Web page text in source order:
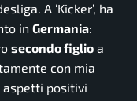
A ‘Kicker’, ha
in Germania:
secondo figlio a
con mia
aspetti positivi